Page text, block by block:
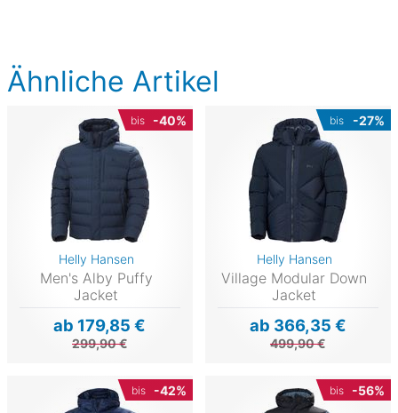
Ähnliche Artikel
bis -40%
Helly Hansen
Men's Alby Puffy
Jacket
ab 179,85 €
299,90 €
bis -27%
Helly Hansen
Village Modular Down
Jacket
ab 366,35 €
499,90 €
bis -42% bis -56%